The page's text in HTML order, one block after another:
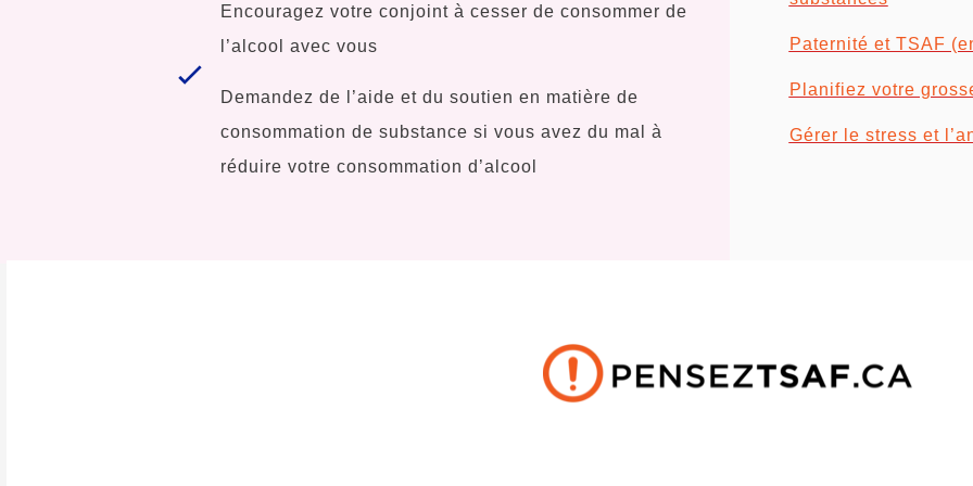
Encouragez votre conjoint à cesser de consommer de
l’alcool avec vous
Demandez de l’aide et du soutien en matière de
consommation de substance si vous avez du mal à
réduire votre consommation d’alcool
Paternité et TSAF
Planifiez votre
Gérer le stress et